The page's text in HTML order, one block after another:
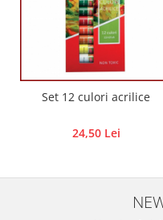
Modele termoadezive
Design cofetarie
Forme pentru turnat ciocolata
MozaicSet 12 culori acrilice
24,50 Lei